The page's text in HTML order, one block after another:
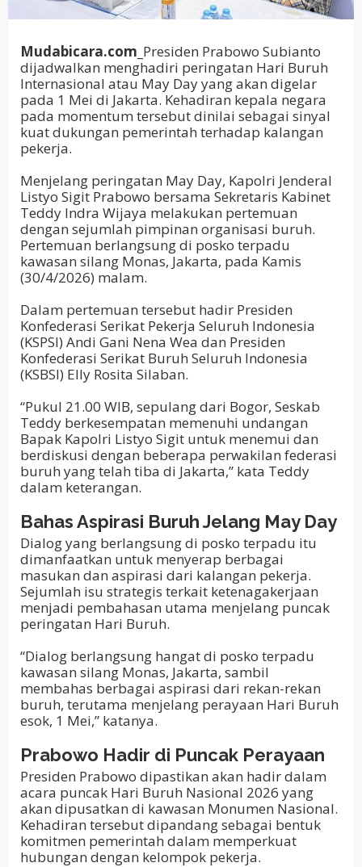
Mudabicara.com_ Presiden Prabowo Subianto
dijadwalkan menghadiri peringatan Hari Buruh
Internasional atau May Day yang akan digelar
pada 1 Mei di Jakarta. Kehadiran kepala negara
pada momentum tersebut dinilai sebagai sinyal
kuat dukungan pemerintah terhadap kalangan
pekerja.
Menjelang peringatan May Day, Kapolri Jenderal
Listyo Sigit Prabowo bersama Sekretaris Kabinet
Teddy Indra Wijaya melakukan pertemuan
dengan sejumlah pimpinan organisasi buruh.
Pertemuan berlangsung di posko terpadu
kawasan silang Monas, Jakarta, pada Kamis
(30/4/2026) malam.
Dalam pertemuan tersebut hadir Presiden
Konfederasi Serikat Pekerja Seluruh Indonesia
(KSPSI) Andi Gani Nena Wea dan Presiden
Konfederasi Serikat Buruh Seluruh Indonesia
(KSBSI) Elly Rosita Silaban.
“Pukul 21.00 WIB, sepulang dari Bogor, Seskab
Teddy berkesempatan memenuhi undangan
Bapak Kapolri Listyo Sigit untuk menemui dan
berdiskusi dengan beberapa perwakilan federasi
buruh yang telah tiba di Jakarta,” kata Teddy
dalam keterangan.
Bahas Aspirasi Buruh Jelang May Day
Dialog yang berlangsung di posko terpadu itu
dimanfaatkan untuk menyerap berbagai
masukan dan aspirasi dari kalangan pekerja.
Sejumlah isu strategis terkait ketenagakerjaan
menjadi pembahasan utama menjelang puncak
peringatan Hari Buruh.
“Dialog berlangsung hangat di posko terpadu
kawasan silang Monas, Jakarta, sambil
membahas berbagai aspirasi dari rekan-rekan
buruh, terutama menjelang perayaan Hari Buruh
esok, 1 Mei,” katanya.
Prabowo Hadir di Puncak Perayaan
Presiden Prabowo dipastikan akan hadir dalam
acara puncak Hari Buruh Nasional 2026 yang
akan dipusatkan di kawasan Monumen Nasional.
Kehadiran tersebut dipandang sebagai bentuk
komitmen pemerintah dalam memperkuat
hubungan dengan kelompok pekerja.